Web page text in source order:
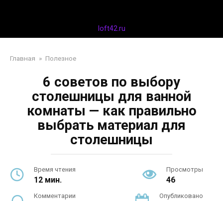
loft42.ru
Главная » Полезное
6 советов по выбору
столешницы для ванной
комнаты — как правильно
выбрать материал для
столешницы
Время чтения
12 мин.
Просмотры
46
Комментарии Опубликовано